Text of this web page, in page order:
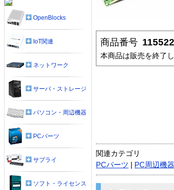
商品番号
本商品は販売を終了
関連カテゴリ
PCパーツ
PC周辺機器
OpenBlocks
IoT関連
ネットワーク
サーバ・ストレージ
パソコン・周辺機器
PCパーツ
サプライ
ソフト・ライセンス